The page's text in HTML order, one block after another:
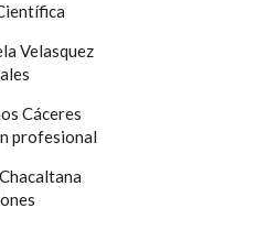
Velasquez
Cáceres
profesional